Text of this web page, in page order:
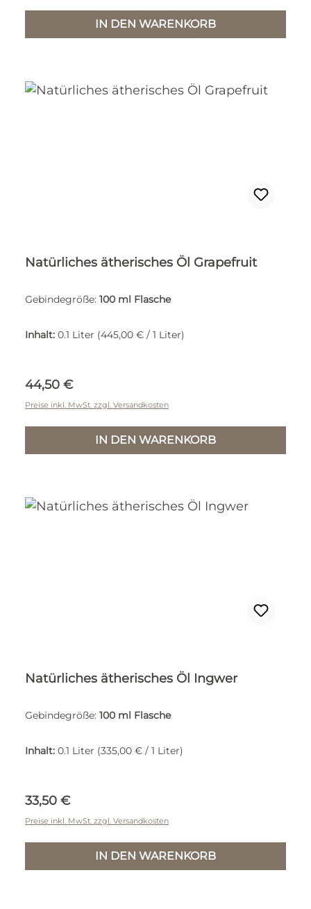
IN DEN WARENKORB
Natürliches ätherisches Öl Grapefruit
Gebindegröße: 100 ml Flasche
Inhalt: 0.1 Liter (445,00 € / 1 Liter)
Regulärer Preis:
44,50 €
Preise inkl. MwSt. zzgl. Versandkosten
IN DEN WARENKORB
Natürliches ätherisches Öl Ingwer
Gebindegröße: 100 ml Flasche
Inhalt: 0.1 Liter (335,00 € / 1 Liter)
Regulärer Preis:
33,50 €
Preise inkl. MwSt. zzgl. Versandkosten
IN DEN WARENKORB